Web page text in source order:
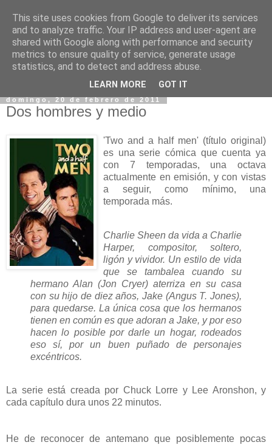
domingo, 20 de febrero de 2011
Dos hombres y medio
'Two and a half men' (título original)
es una serie cómica que cuenta ya
con 7 temporadas, una octava
actualmente en emisión, y con vistas
a seguir, como mínimo, una
temporada más.
Charlie Sheen da vida a Charlie
Harper, compositor, soltero,
ligón y vividor. Un estilo de vida
que se tambalea cuando su
hermano Alan (Jon Cryer) aterriza en su casa
con su hijo de diez años, Jake (Angus T. Jones),
para quedarse. La única cosa que los hermanos
tienen en común es que adoran a Jake, y por eso
hacen lo posible por darle un hogar, rodeados
eso sí, por un buen puñado de personajes
excéntricos.
La serie está creada por Chuck Lorre y Lee Aronshon, y
cada capítulo dura unos 22 minutos.
He de reconocer de antemano que posiblemente pocas
This site uses cookies from Google to deliver its services
and to analyze traffic. Your IP address and user-agent are
shared with Google along with performance and security
metrics to ensure quality of service, generate usage
statistics, and to detect and address abuse.
LEARN MORE GOT IT